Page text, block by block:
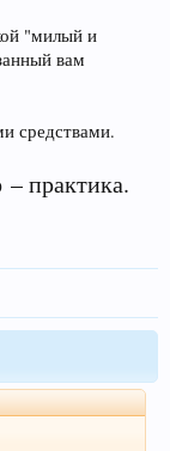
"милый и
вам
средствами.
практика.